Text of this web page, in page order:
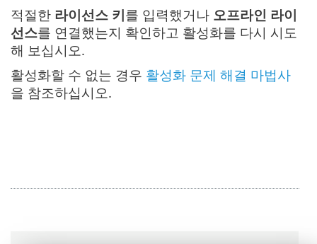
적절한 라이선스 키를 입력했거나 오프라인 라이
선스를 연결했는지 확인하고 활성화를 다시 시도
해 보십시오.
활성화할 수 없는 경우 활성화 문제 해결 마법사
을 참조하십시오.